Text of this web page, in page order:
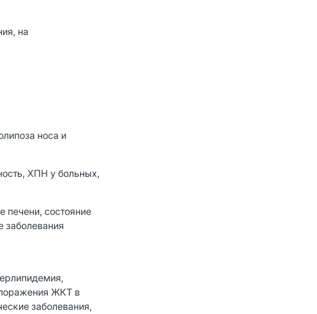
на
носа и
ХПН у больных,
печени, состояние
заболевания
ЖКТ в
заболевания,